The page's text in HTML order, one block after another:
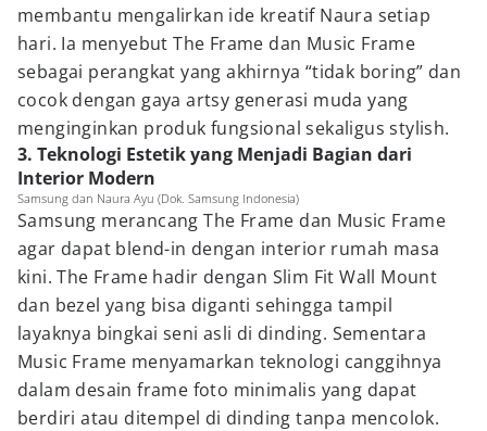
membantu mengalirkan ide kreatif Naura setiap
hari. Ia menyebut The Frame dan Music Frame
sebagai perangkat yang akhirnya “tidak boring” dan
cocok dengan gaya artsy generasi muda yang
menginginkan produk fungsional sekaligus stylish.
3. Teknologi Estetik yang Menjadi Bagian dari
Interior Modern
Samsung dan Naura Ayu (Dok. Samsung Indonesia)
Samsung merancang The Frame dan Music Frame
agar dapat blend-in dengan interior rumah masa
kini. The Frame hadir dengan Slim Fit Wall Mount
dan bezel yang bisa diganti sehingga tampil
layaknya bingkai seni asli di dinding. Sementara
Music Frame menyamarkan teknologi canggihnya
dalam desain frame foto minimalis yang dapat
berdiri atau ditempel di dinding tanpa mencolok.